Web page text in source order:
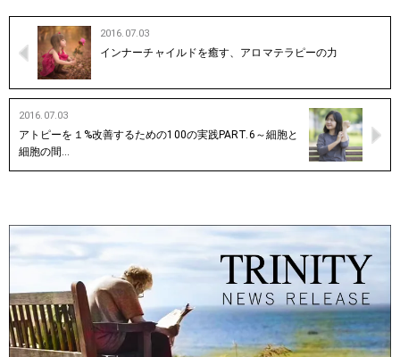
2016.07.03
インナーチャイルドを癒す、アロマテラピーの力
2016.07.03
アトピーを１%改善するための100の実践PART.6～細胞と
細胞の間…